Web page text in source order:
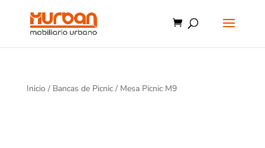
Inicio / Bancas de Picnic/ Mesa Picnic M9